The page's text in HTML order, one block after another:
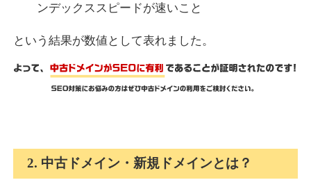
詳細を見る
詳細を見る
fukuoka-marathon.com
ンデックススピードが速いこと
という結果が数値として表れました。
2. 中古ドメイン・新規ドメインとは？